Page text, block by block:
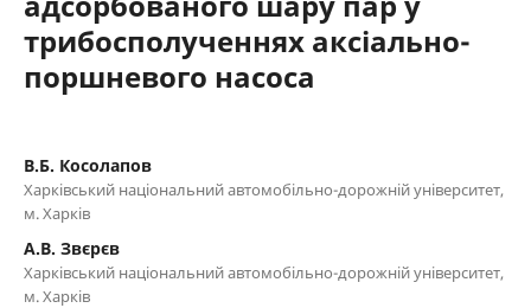
трибосполученнях аксіально-
поршневого насоса
В.Б. Косолапов
Харківський національний автомобільно-дорожній університет,
м. Харків
А.В. Звєрєв
Харківський національний автомобільно-дорожній університет,
м. Харків